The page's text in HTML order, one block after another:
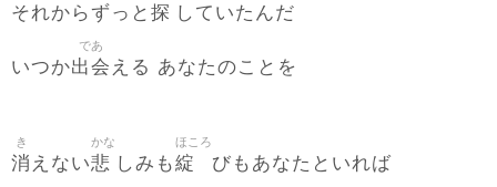
それからずっと 探 していたんだ
いつか出会
であ
える あなたのことを
消
き
えない悲
かな
しみも綻
ほころ
びもあなたといれば